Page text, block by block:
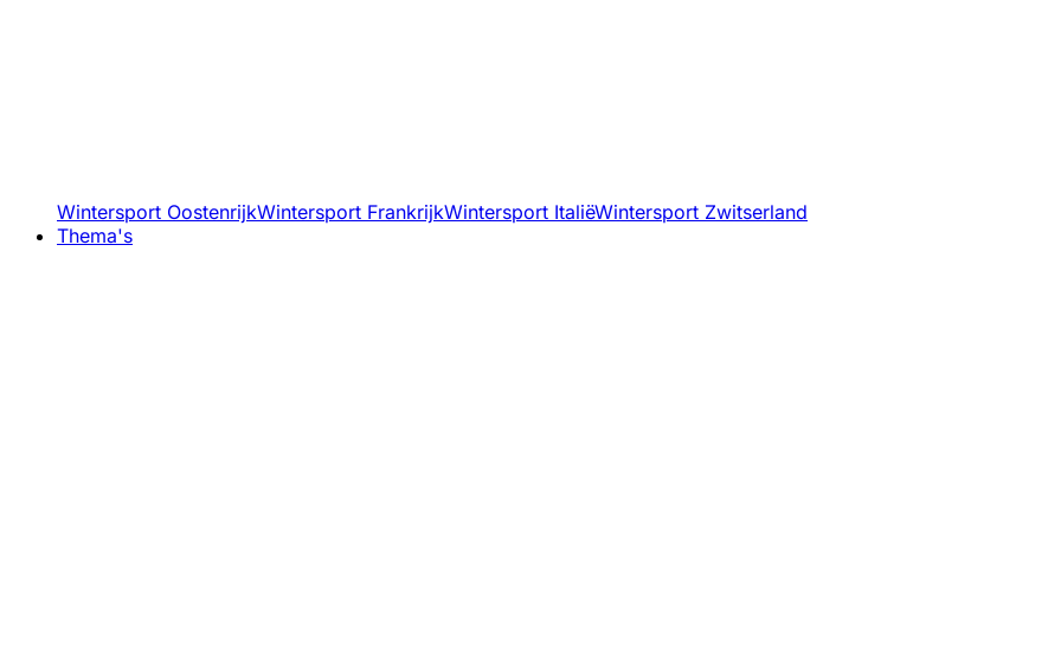
Wintersport OostenrijkWintersport FrankrijkWintersport ItaliëWintersport Zwitserland
Thema's